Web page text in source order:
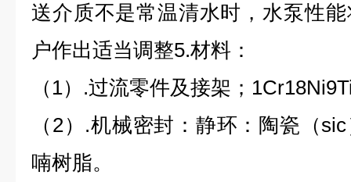
送介质不是常温清水时，水泵性
户作出适当调整5.材料：
（1）.过流零件及接架；
（2）.机械密封：静环：陶瓷（
喃树脂。